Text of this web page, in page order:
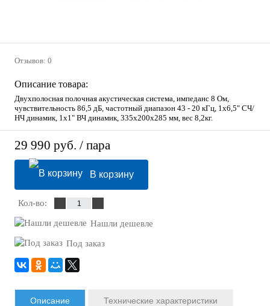
Отзывов: 0
Описание товара:
Двухполосная полочная акустическая система, импеданс 8 Ом,
чувствительность 86,5 дБ, частотный диапазон 43 - 20 кГц, 1х6,5" СЧ/
НЧ динамик, 1х1" ВЧ динамик, 335х200х285 мм, вес 8,2кг.
29 990 руб. / пара
В корзину
Кол-во:
Нашли дешевле
Под заказ
Описание Технические характеристики